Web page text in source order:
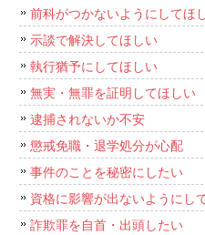
前科がつかないようにしてほ
示談で解決してほしい
執行猶予にしてほしい
無実・無罪を証明してほしい
逮捕されないか不安
懲戒免職・退学処分が心配
事件のことを秘密にしたい
資格に影響が出ないようにし
詐欺罪を自首・出頭したい